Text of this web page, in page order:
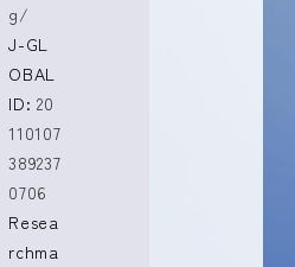
g/
J-GL
OBAL
ID:20
110107
389237
0706
Resea
rchma